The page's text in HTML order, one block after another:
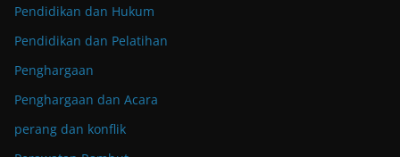
Pendidikan dan Hukum
Pendidikan dan Pelatihan
Penghargaan
Penghargaan dan Acara
perang dan konflik